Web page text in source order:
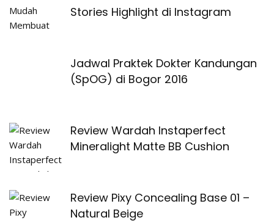
Stories Highlight di Instagram
Jadwal Praktek Dokter Kandungan
(SpOG) di Bogor 2016
Review Wardah Instaperfect
Mineralight Matte BB Cushion
Review Pixy Concealing Base 01 –
Natural Beige